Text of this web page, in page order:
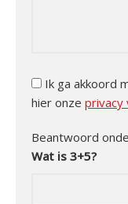
Ik ga akkoord
hier onze privacy
Beantwoord
Wat is 3+5?